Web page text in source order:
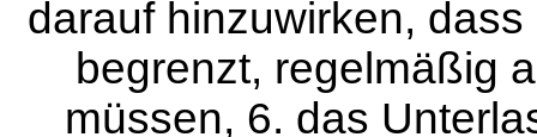
darauf hinzuwirken,
begrenzt, regelmäßig
müssen, 6. das